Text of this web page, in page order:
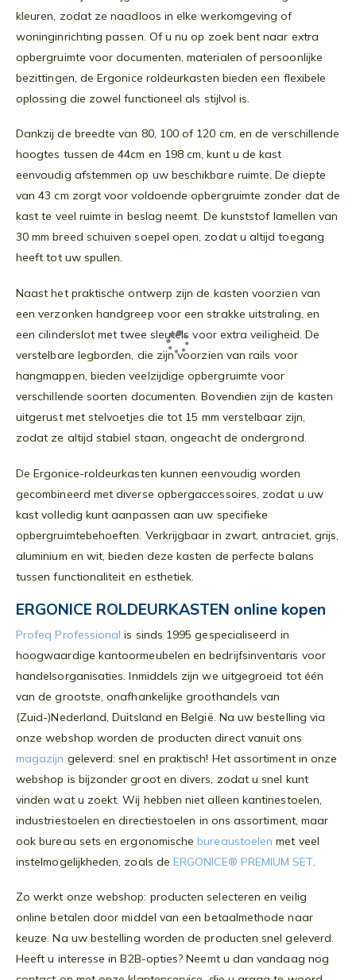
kleuren, zodat ze naadloos in elke werkomgeving of
woninginrichting passen. Of u nu op zoek bent naar extra
opbergruimte voor documenten, materialen of persoonlijke
bezittingen, de Ergonice roldeurkasten bieden een flexibele
oplossing die zowel functioneel als stijlvol is.
Dankzij de breedte van 80, 100 of 120 cm, en de verschillende
hoogtes tussen de 44cm en 198 cm, kunt u de kast
eenvoudig afstemmen op uw beschikbare ruimte. De diepte
van 43 cm zorgt voor voldoende opbergruimte zonder dat de
kast te veel ruimte in beslag neemt. De kunststof lamellen van
30 mm breed schuiven soepel open, zodat u altijd toegang
heeft tot uw spullen.
Naast het praktische ontwerp zijn de kasten voorzien van
een verzonken handgreep voor een strakke uitstraling, en
een cilinderslot met twee sleutels voor extra veiligheid. De
verstelbare legborden, die zijn voorzien van rails voor
hangmappen, bieden veelzijdige opbergruimte voor
verschillende soorten documenten. Bovendien zijn de kasten
uitgerust met stelvoetjes die tot 15 mm verstelbaar zijn,
zodat ze altijd stabiel staan, ongeacht de ondergrond.
De Ergonice-roldeurkasten kunnen eenvoudig worden
gecombineerd met diverse opbergaccessoires, zodat u uw
kast volledig kunt aanpassen aan uw specifieke
opbergruimtebehoeften. Verkrijgbaar in zwart, antraciet, grijs,
aluminium en wit, bieden deze kasten de perfecte balans
tussen functionaliteit en esthetiek.
ERGONICE ROLDEURKASTEN online kopen
Profeq Professional is sinds 1995 gespecialiseerd in
hoogwaardige kantoormeubelen en bedrijfsinventaris voor
handelsorganisaties. Inmiddels zijn we uitgegroeid tot één
van de grootste, onafhankelijke groothandels van
(Zuid-)Nederland, Duitsland en België. Na uw bestelling via
onze webshop worden de producten direct vanuit ons
magazijn geleverd: snel en praktisch! Het assortiment in onze
webshop is bijzonder groot en divers, zodat u snel kunt
vinden wat u zoekt. Wij hebben niet alleen kantinestoelen,
industriestoelen en directiestoelen in ons assortiment, maar
ook bureau sets en ergonomische bureaustoelen met veel
instelmogelijkheden, zoals de ERGONICE® PREMIUM SET.
Zo werkt onze webshop: producten selecteren en veilig
online betalen door middel van een betaalmethode naar
keuze. Na uw bestelling worden de producten snel geleverd.
Heeft u interesse in B2B-opties? Neemt u dan vandaag nog